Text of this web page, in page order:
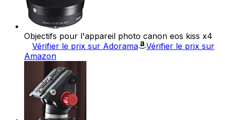
Objectifs pour l'appareil photo canon eos kiss x4
Vérifier le prix sur Adorama
Vérifier le prix sur
Amazon